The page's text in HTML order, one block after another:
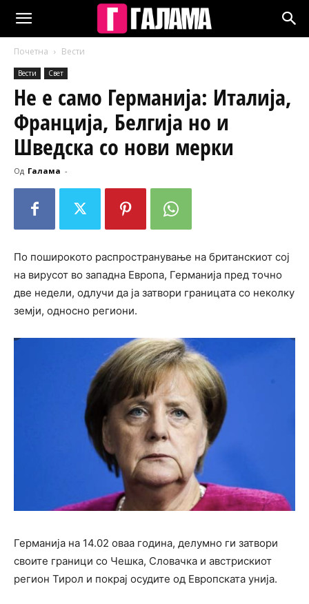
Почетна Вести
Вести Свет
Не е само Германија: Италија,
Франција, Белгија но и
Шведска со нови мерки
Од Галама -
По поширокото распространување на британскиот сој
на вирусот во западна Европа, Германија пред точно
две недели, одлучи да ја затвори границата со неколку
земји, односно региони.
Германија на 14.02 оваа година, делумно ги затвори
своите граници со Чешка, Словачка и австрискиот
регион Тирол и покрај осудите од Европската унија.